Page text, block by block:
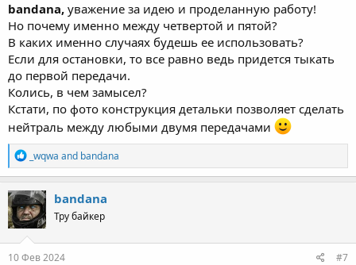
bandana, уважение за идею и проделанную работу!
Но почему именно между четвертой и пятой?
В каких именно случаях будешь ее использовать?
Если для остановки, то все равно ведь придется тыкать
до первой передачи.
Колись, в чем замысел?
Кстати, по фото конструкция детальки позволяет сделать
нейтраль между любыми двумя передачами
R
e
a
c
t
i
o
n
s
_wqwa and bandana
bandana
Тру байкер
10 Фев 2024 #7